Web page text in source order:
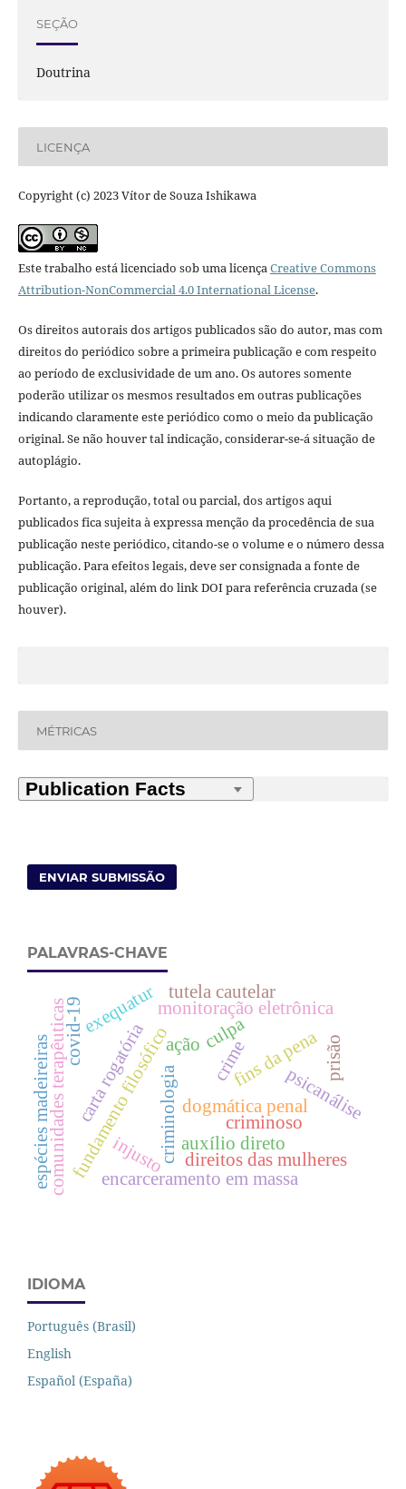
SEÇÃO
Doutrina
LICENÇA
Copyright (c) 2023 Vítor de Souza Ishikawa
Este trabalho está licenciado sob uma licençaCreative Commons
Attribution-NonCommercial 4.0 International License.
Os direitos autorais dos artigos publicados são do autor, mas com
direitos do periódico sobre a primeira publicação e com respeito
ao período de exclusividade de um ano. Os autores somente
poderão utilizar os mesmos resultados em outras publicações
indicando claramente este periódico como o meio da publicação
original. Se não houver tal indicação, considerar-se-á situação de
autoplágio.
Portanto, a reprodução, total ou parcial, dos artigos aqui
publicados fica sujeita à expressa menção da procedência de sua
publicação neste periódico, citando-se o volume e o número dessa
publicação. Para efeitos legais, deve ser consignada a fonte de
publicação original, além do link DOI para referência cruzada (se
houver).
MÉTRICAS
ENVIAR SUBMISSÃO
PALAVRAS-CHAVE
ação crime
dogmática penal
fundamento filosófico
criminologia criminosopsicanálise
injusto
culpa
encarceramento em massa
monitoração eletrônica
comunidades terapêuticas
espécies madeireiras fins da pena
carta rogatória
auxílio direto
exequatur
direitos das mulheres
prisão
covid-19
tutela cautelar
IDIOMA
Português (Brasil)
English
Español (España)